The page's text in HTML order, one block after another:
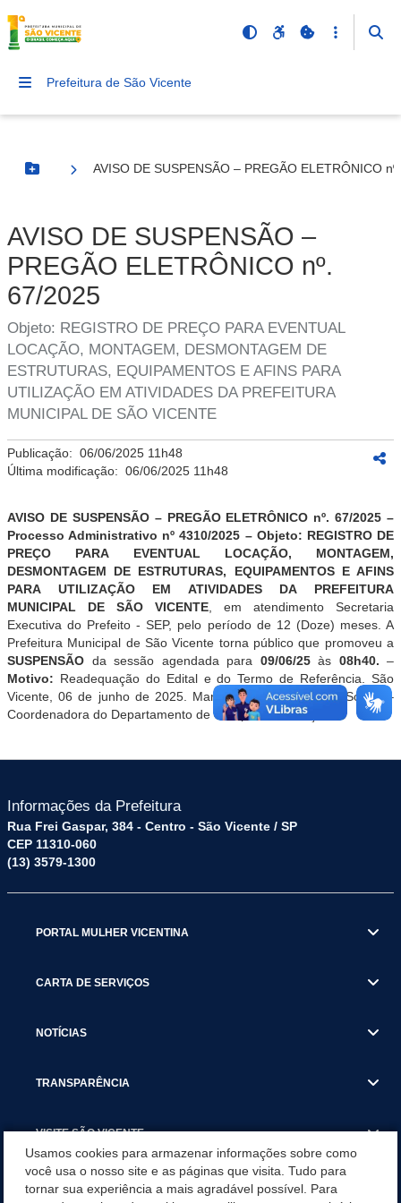
Prefeitura de São Vicente
Botão Menu
AVISO DE SUSPENSÃO – PREGÃO ELETRÔNICO
AVISO DE SUSPENSÃO –
PREGÃO ELETRÔNICO nº.
67/2025
Objeto: REGISTRO DE PREÇO PARA EVENTUAL
LOCAÇÃO, MONTAGEM, DESMONTAGEM DE
ESTRUTURAS, EQUIPAMENTOS E AFINS PARA
UTILIZAÇÃO EM ATIVIDADES DA PREFEITURA
MUNICIPAL DE SÃO VICENTE
Publicação: 06/06/2025 11h48
Última modificação: 06/06/2025 11h48
AVISO DE SUSPENSÃO – PREGÃO ELETRÔNICO nº. 67/2025 –
Processo Administrativo nº 4310/2025 – Objeto: REGISTRO DE
PREÇO PARA EVENTUAL LOCAÇÃO, MONTAGEM,
DESMONTAGEM DE ESTRUTURAS, EQUIPAMENTOS E AFINS
PARA UTILIZAÇÃO EM ATIVIDADES DA PREFEITURA
MUNICIPAL DE SÃO VICENTE , em atendimento Secretaria
Executiva do Prefeito - SEP, pelo período de 12 (Doze) meses. A
Prefeitura Municipal de São Vicente torna público que promoveu a
SUSPENSÃO da sessão agendada para 09/06/25às 08h40. –
Motivo: Readequação do Edital edo Termo de Referência
São
Vicente,06 de junhode 2025. Marta Aparecida da Cruz Sousa –
Coordenadora do Departamento de Compras e Licitações
Informações da Prefeitura
Rua Frei Gaspar, 384 - Centro - São Vicente / SP
CEP 11310-060
(13) 3579-1300
PORTAL MULHER VICENTINA
CARTA DE SERVIÇOS
NOTÍCIAS
TRANSPARÊNCIA
VISITE SÃO VICENTE
Usamos cookies para armazenar informações sobre como
você usa o nosso site e as páginas que visita. Tudo para
tornar sua experiência a mais agradável possível. Para